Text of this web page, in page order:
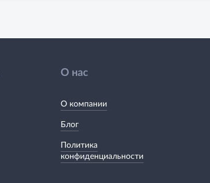
О нас
О компании
Блог
Политика
конфиденциальности